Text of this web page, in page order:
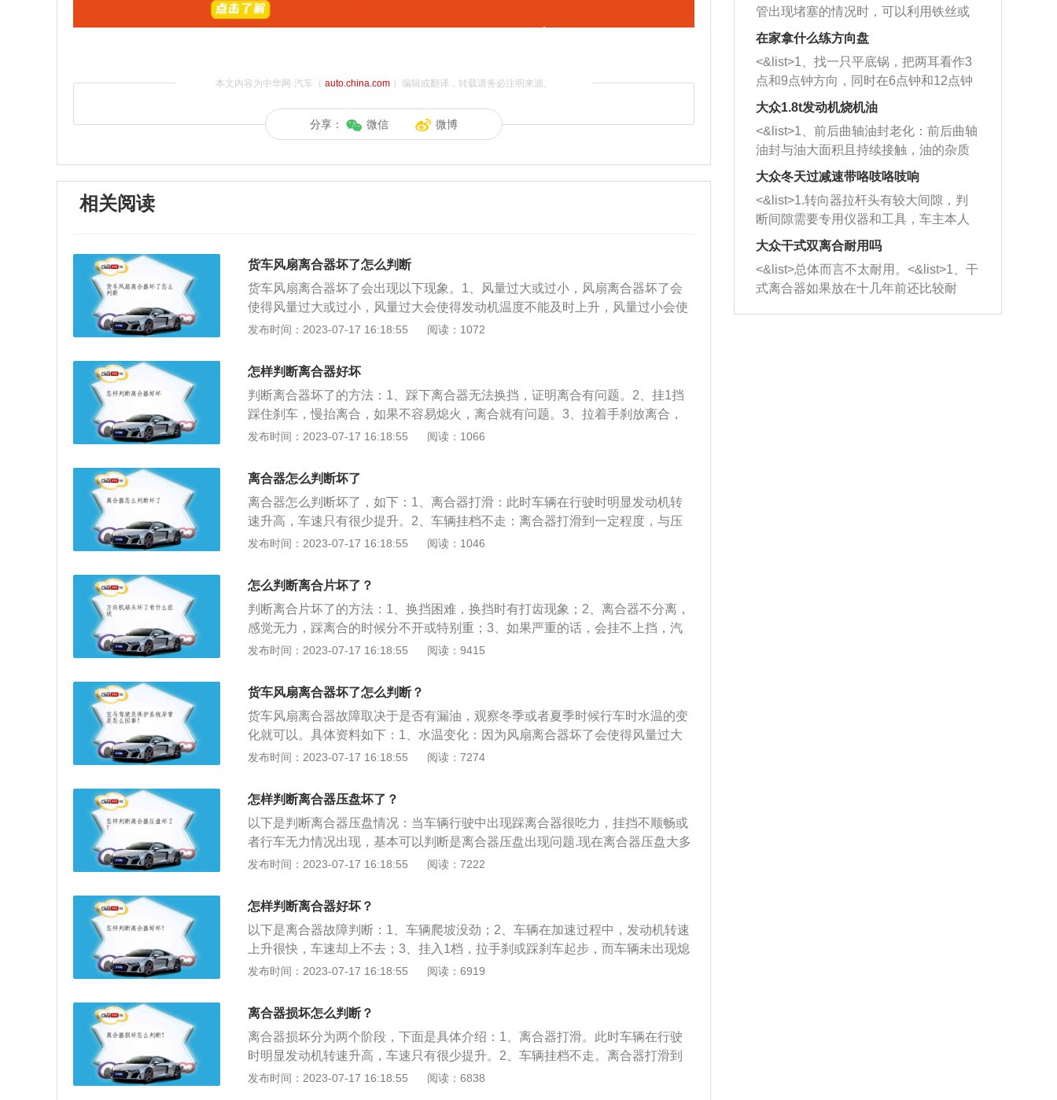
本文内容为中华网·汽车（ auto.china.com）编辑或翻译，转载请务必注明来源。
分享： 微信 微博
相关阅读
货车风扇离合器坏了怎么判断
货车风扇离合器坏了会出现以下现象。1、风量过大或过小，风扇离合器坏了会
使得风量过大或过小，风量过大会使得发动机温度不能及时上升，风量过小会使
发动机温度过高不能正常工作。2、在结合状态时，冷天水温升起很慢，增大风
过高，甚至开锅。4、换挡困难，换挡时有打齿现象。5、离合器不分离，感觉无
力，踩离合器时不能分离或特别重。6、汽车无法行驶，如果货车风扇离合器坏
的很严重，它就不会挂档，汽车也不会行驶。如果风扇离合器故障，不能有效结
合，发动机就不能强制水循环，上下水管水温不一样是正常的，上边的热是发动
机出来的，下边的凉点是通过水箱散热后的，如果水泵没有工作，就不会通过水
检查具体原因，再根据原因进行维修，必要时更换问题部件。
发布时间：2023-07-17 16:18:55 阅读：1072
怎样判断离合器好坏
判断离合器坏了的方法：1、踩下离合器无法换挡，证明离合有问题。2、挂1挡
踩住刹车，慢抬离合，如果不容易熄火，离合就有问题。3、拉着手刹放离合，
如果车立刻熄火，证明离合器没有问题，如果转速下降而熄火就是离合有问题。
离合器故障建议去4S店检修。离合器位于发动机和变速箱之间的飞轮壳内，用螺
钉将离合器总成固定在飞轮的后平面上，离合器的输出轴就是变速箱的输入轴。
在汽车行驶过程中，驾驶员可根据需要踩下或松开离合器踏板，使发动机与变速
箱暂时分离和逐渐接合，以切断或传递发动机向变速器输入的动力。
发布时间：2023-07-17 16:18:55 阅读：1066
离合器怎么判断坏了
离合器怎么判断坏了，如下：1、离合器打滑：此时车辆在行驶时明显发动机转
速升高，车速只有很少提升。2、车辆挂档不走：离合器打滑到一定程度，与压
盘的接合力度完全消失，车辆就无法行驶。3、严重的话，挂不上档，车开不
合器，挂入二档，然后右脚缓慢加油，把发动机转速提高到2000转，同时左脚缓
慢抬离合器踏板，如果发动机被憋住熄火了，说明离合器是良好的，还可以使用
一段时间；如果离合器踏板抬到头了，发动机仍然不熄火，说明离合器打滑了，
需要更换离合器片。经验丰富的老司机还能够根据发动机熄火时离合器踏板的剩
余行程，来判断离合器片的磨损程度，一般磨损越严重，发动机熄火时剩余的离
离合器，它依靠摩擦原理传递发动机动力。当从动盘与飞轮之间有间隙时，飞轮
不能带动从动盘旋转，离合器处于分离状态。当压紧力将从动盘压向飞轮后，飞
轮表面对从动盘表面的摩擦力带动从动盘旋转，离合器处于接合状态。离合器工
分离轴承前端面与分离杠杆端头之间的间隙。分离间隙：离合器分离后，从动盘
为离合器的结合点。离合器踏板自由行程：从踩下离合器踏板到消除自由间隙所
对应的踏板行程是自由行程。离合器踏板工作行程：消除自由间隙后，继续踩下
离合器踏板，将会产生分离间隙，此过程所对应的踏板行程是工作行程。离合器
具体的工作过程，可以分为分离过程和接合过程。在分离过程中，踩下离合器踏
隙，离合器分离。在接合过程中，逐渐松开离合器踏板，压盘在压紧弹簧的作用
下向前移动，首先消除分离间隙，并在压盘、从动盘和飞轮工作表面上作用足够
的压紧力；之后分离轴承在复位弹簧的作用下向后移动，产生自由间隙，离合器
接合。在离合器使用过程中，随着离合器片的逐渐磨损，离合器的分离间隙越来
越大，反映到踏板上就是踏板越来越高。比如以前离合器踏板只要抬起三分之
之一时才能结合，给人的感觉就是踏板变高了。当离合器踏板抬到头汽车仍不动
时，就是离合器片彻底磨损了，这时就需要检修更换离合器片了。
发布时间：2023-07-17 16:18:55 阅读：1046
怎么判断离合片坏了？
判断离合片坏了的方法：1、换挡困难，换挡时有打齿现象；2、离合器不分离，
感觉无力，踩离合的时候分不开或特别重；3、如果严重的话，会挂不上挡，汽
车无法行驶。离合器坏了如果不及时维修，会导致离合器损坏，严重的直接报
离合片是机动车行驶系中的易损件，在使用时应特别注意发动机运转时，脚不要
一直放在离合踏板上。
发布时间：2023-07-17 16:18:55 阅读：9415
货车风扇离合器坏了怎么判断？
货车风扇离合器故障取决于是否有漏油，观察冬季或者夏季时候行车时水温的变
化就可以。具体资料如下：1、水温变化：因为风扇离合器坏了会使得风量过大
或过小，风量过大会使得发动机温度不能及时上升。风量过小会使发动机温度过
开螺母锁紧盘插入销孔的主要轴移动，以便在风扇和驱动轴是固定的不使用风扇
离合器，风扇被迫转。当有机会修复风扇离合器时，恢复自动离合器。
发布时间：2023-07-17 16:18:55 阅读：7274
怎样判断离合器压盘坏了？
以下是判断离合器压盘情况：当车辆行驶中出现踩离合器很吃力，挂挡不顺畅或
者行车无力情况出现，基本可以判断是离合器压盘出现问题.现在离合器压盘大多
和摩擦片安装在一起，如果摩擦片出现问题也直接会导致离合器压盘出现故障。
片和分离轴承。2、三件套正常可以使用十万公里左右，但也和不同车驾驶习惯
有关，如果车辆经常处于半联动状态，大脚油门起步或高速低档现象，三件套寿
命将会大大缩减。3、如发现车辆离合器三件套有问题，必须及时去维修厂进行
检查维修，如果车辆在离合器压盘损坏情况下继续使用，严重情况有可能会损坏
整个变速箱，导致维修成本增加。
发布时间：2023-07-17 16:18:55 阅读：7222
怎样判断离合器好坏？
以下是离合器故障判断：1、车辆爬坡没劲；2、车辆在加速过程中，发动机转速
上升很快，车速却上不去；3、挂入1档，拉手刹或踩刹车起步，而车辆未出现熄
火现象；4、打开机舱盖能闻到明显的焦糊味，越接近发动机与变速器结合处，
1、离合器位于发动机和变速箱之间的飞轮壳内，用螺钉将离合器总成固定在飞
轮的后平面上，离合器的输出轴就是变速箱的输入轴。2、在汽车行驶过程中，
驾驶员可根据需要踩下或松开离合器踏板，使发动机与变速箱暂时分离和逐渐接
合，以切断或传递发动机向变速器输入的动力。3、离合器是机械传动中的常用
部件，可将传动系统随时分离或接合。
发布时间：2023-07-17 16:18:55 阅读：6919
离合器损坏怎么判断？
离合器损坏分为两个阶段，下面是具体介绍：1、离合器打滑。此时车辆在行驶
时明显发动机转速升高，车速只有很少提升。2、车辆挂档不走。离合器打滑到
一定程度，与压盘的接合力度完全消失，车辆就无法行驶。关于离合器保养的注
发布时间：2023-07-17 16:18:55 阅读：6838
管出现堵塞的情况时，可以利用铁丝或
者是细棍，直接将杂物给取出来，如果
堵塞情况比较严重，也可以采取应急措
施。 <&list>2、直接利用木棍将所有的
杂物推到排气管里面的位置处，然后将
三元催化器拆解开，就可以将堵塞的东
西取出来。但如果是因为积碳过多引起
的堵塞，就需要将三元催化器泡在草酸
洗剂对堵塞的情况得到解决，将清洗剂
放在燃油箱中，与燃油混合后，车辆启
动时，就可以和汽油一起进入到燃烧
室，最后形成废气排出，就可以让三元
催化器得到清洗，排气管堵塞的情况就
能够得到解决。
在家拿什么练方向盘
<&list>1、找一只平底锅，把两耳看作3
点和9点钟方向，同时在6点钟和12点钟
方向做一个标记。 <&list>2、双手握住
一圈半的练习，往右同样也要打相同的
圈数。 <&list>3、最后强调要反复练
习，这样就可以形成肌肉记忆，在真实
驾驶车辆时，不需要记忆也能打好方
向。
大众1.8t发动机烧机油
<&list>1、前后曲轴油封老化：前后曲轴
油封与油大面积且持续接触，油的杂质
和发动机内持续温度变化使其密封效果
逐渐减弱，导致渗油或漏油。<&list>2、
活塞间隙过大：积碳会使活塞环与缸体
的间隙扩大，导致机油流入燃烧室中，
造成烧机油。<&list>3、机油粘度。使用
机油粘度过小的话，同样会有烧机油现
象，机油粘度过小具有很好的流动性，
大众冬天过减速带咯吱咯吱响
<&list>1.转向器拉杆头有较大间隙，判
断间隙需要专用仪器和工具，车主本人
无法制作，需要将车辆送到修理厂或4s
店；<&list>2.车辆半轴套管防尘罩破
裂，破裂后会出现漏油现象，使半轴磨
损严重，磨损的半轴容易损坏，产生异
响；<&list>3.稳定器的转向胶套和球头
大众干式双离合耐用吗
<&list>总体而言不太耐用。<&list>1、干
式离合器如果放在十几年前还比较耐